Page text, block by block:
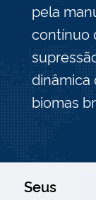
pela
contínuo
dinâmica
biomas
Seus